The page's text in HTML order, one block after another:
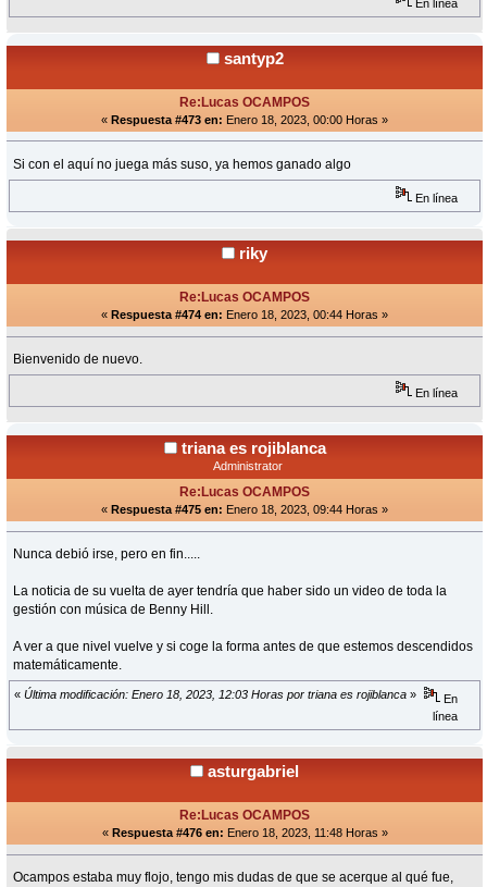
En línea
santyp2
Re:Lucas OCAMPOS
« Respuesta #473 en: Enero 18, 2023, 00:00 Horas »
Si con el aquí no juega más suso, ya hemos ganado algo
En línea
riky
Re:Lucas OCAMPOS
« Respuesta #474 en: Enero 18, 2023, 00:44 Horas »
Bienvenido de nuevo.
En línea
triana es rojiblanca
Administrator
Re:Lucas OCAMPOS
« Respuesta #475 en: Enero 18, 2023, 09:44 Horas »
Nunca debió irse, pero en fin.....
La noticia de su vuelta de ayer tendría que haber sido un video de toda la
gestión con música de Benny Hill.
A ver a que nivel vuelve y si coge la forma antes de que estemos descendidos
matemáticamente.
« Última modificación: Enero 18, 2023, 12:03 Horas por triana es rojiblanca »
En
línea
asturgabriel
Re:Lucas OCAMPOS
« Respuesta #476 en: Enero 18, 2023, 11:48 Horas »
Ocampos estaba muy flojo, tengo mis dudas de que se acerque al qué fue,